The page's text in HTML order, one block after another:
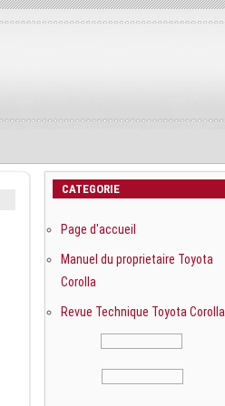
CATEGORIE
Page d'accueil
Manuel du proprietaire Toyota
Corolla
Revue Technique Toyota Corolla